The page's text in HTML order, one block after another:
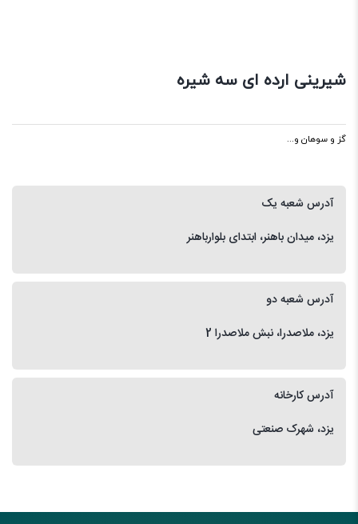
شیرینی ارده ای سه شیره
گز و سوهان و...
آدرس شعبه یک
یزد، میدان باهنر، ابتدای بلوارباهنر
آدرس شعبه دو
یزد، ملاصدرا، نبش ملاصدرا 2
آدرس کارخانه
یزد، شهرک صنعتی